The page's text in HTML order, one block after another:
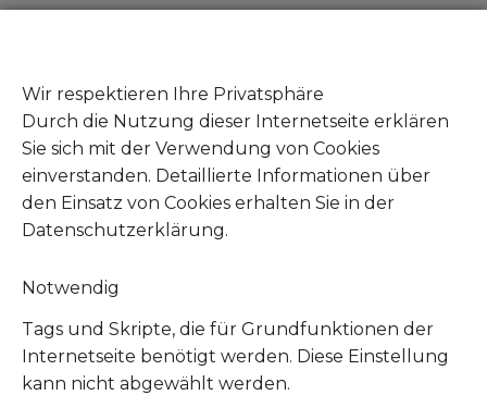
Fundtiere abgeben
Mitglied werden
Unsere Amazon Wunschliste
Unsere Zookauf Wunschliste
Wir respektieren Ihre Privatsphäre
Durch die Nutzung dieser Internetseite erklären
Sie sich mit der Verwendung von Cookies
einverstanden. Detaillierte Informationen über
den Einsatz von Cookies erhalten Sie in der
Datenschutzerklärung.
Notwendig
Tags und Skripte, die für Grundfunktionen der
Internetseite benötigt werden. Diese Einstellung
kann nicht abgewählt werden.